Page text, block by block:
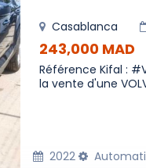
Casablanca
243,000 MAD
Référence Kifal :
la vente d'une
2022